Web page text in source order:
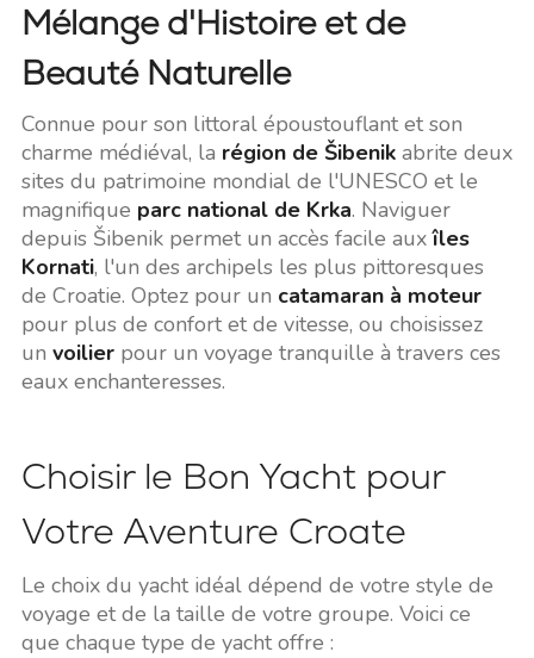
Mélange d'Histoire et de
Beauté Naturelle
Connue pour son littoral époustouflant et son
charme médiéval, la région de Šibenikabrite deux
sites du patrimoine mondial de l'UNESCO et le
magnifique parc national de Krka. Naviguer
depuis Šibenik permet un accès facile auxîles
Kornati, l'un des archipels les plus pittoresques
de Croatie. Optez pour un catamaran à moteur
pour plus de confort et de vitesse, ou choisissez
un voilierpour un voyage tranquille à travers ces
eaux enchanteresses.
Choisir le Bon Yacht pour
Votre Aventure Croate
Le choix du yacht idéal dépend de votre style de
voyage et de la taille de votre groupe. Voici ce
que chaque type de yacht offre :